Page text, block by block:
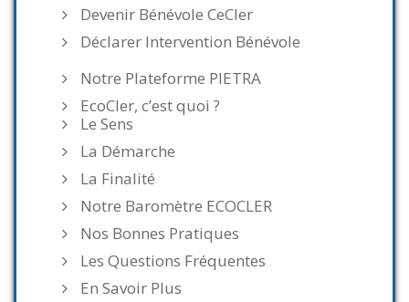
Devenir Bénévole CeCler
Déclarer Intervention Bénévole
Notre Plateforme PIETRA
EcoCler, c’est quoi ?
Le Sens
La Démarche
La Finalité
Notre Baromètre ECOCLER
Nos Bonnes Pratiques
Les Questions Fréquentes
En Savoir Plus